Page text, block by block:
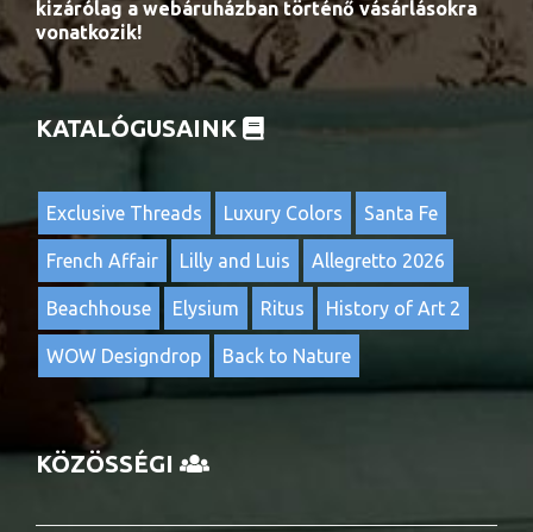
kizárólag a webáruházban történő vásárlásokra
vonatkozik!
KATALÓGUSAINK
Exclusive Threads Luxury Colors Santa Fe
French Affair Lilly and Luis Allegretto 2026
Beachhouse Elysium Ritus History of Art 2
WOW Designdrop Back to Nature
KÖZÖSSÉGI